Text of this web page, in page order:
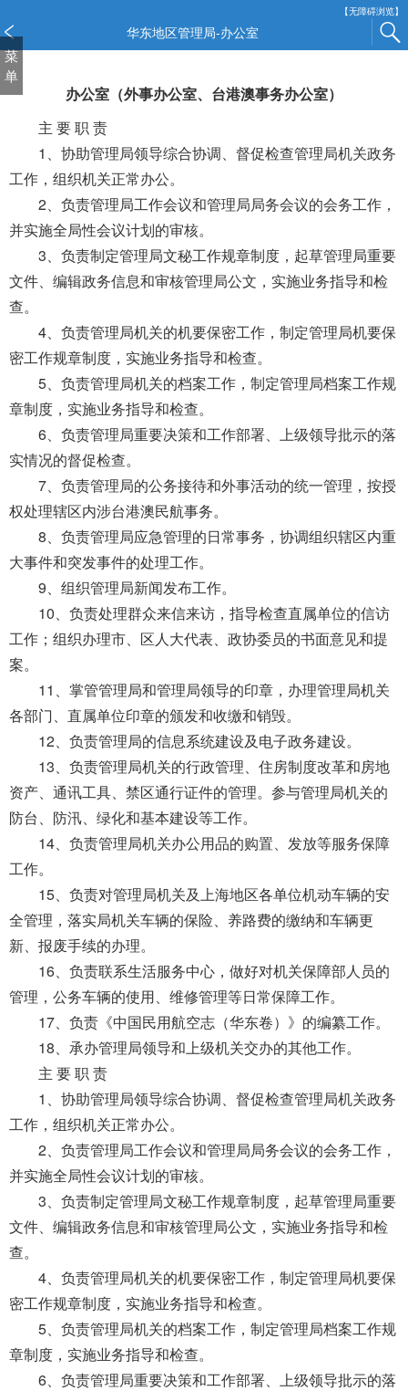
【无障碍浏览】
华东地区管理局-办公室
菜
单
办公室（外事办公室、台港澳事务办公室）
主 要 职 责
1、协助管理局领导综合协调、督促检查管理局机关政务
工作，组织机关正常办公。
2、负责管理局工作会议和管理局局务会议的会务工作，
并实施全局性会议计划的审核。
3、负责制定管理局文秘工作规章制度，起草管理局重要
文件、编辑政务信息和审核管理局公文，实施业务指导和检
查。
4、负责管理局机关的机要保密工作，制定管理局机要保
密工作规章制度，实施业务指导和检查。
5、负责管理局机关的档案工作，制定管理局档案工作规
章制度，实施业务指导和检查。
6、负责管理局重要决策和工作部署、上级领导批示的落
实情况的督促检查。
7、负责管理局的公务接待和外事活动的统一管理，按授
权处理辖区内涉台港澳民航事务。
8、负责管理局应急管理的日常事务，协调组织辖区内重
大事件和突发事件的处理工作。
9、组织管理局新闻发布工作。
10、负责处理群众来信来访，指导检查直属单位的信访
工作；组织办理市、区人大代表、政协委员的书面意见和提
案。
11、掌管管理局和管理局领导的印章，办理管理局机关
各部门、直属单位印章的颁发和收缴和销毁。
12、负责管理局的信息系统建设及电子政务建设。
13、负责管理局机关的行政管理、住房制度改革和房地
资产、通讯工具、禁区通行证件的管理。参与管理局机关的
防台、防汛、绿化和基本建设等工作。
14、负责管理局机关办公用品的购置、发放等服务保障
工作。
15、负责对管理局机关及上海地区各单位机动车辆的安
全管理，落实局机关车辆的保险、养路费的缴纳和车辆更
新、报废手续的办理。
16、负责联系生活服务中心，做好对机关保障部人员的
管理，公务车辆的使用、维修管理等日常保障工作。
17、负责《中国民用航空志（华东卷）》的编纂工作。
18、承办管理局领导和上级机关交办的其他工作。
主 要 职 责
1、协助管理局领导综合协调、督促检查管理局机关政务
工作，组织机关正常办公。
2、负责管理局工作会议和管理局局务会议的会务工作，
并实施全局性会议计划的审核。
3、负责制定管理局文秘工作规章制度，起草管理局重要
文件、编辑政务信息和审核管理局公文，实施业务指导和检
查。
4、负责管理局机关的机要保密工作，制定管理局机要保
密工作规章制度，实施业务指导和检查。
5、负责管理局机关的档案工作，制定管理局档案工作规
章制度，实施业务指导和检查。
6、负责管理局重要决策和工作部署、上级领导批示的落
窗
口
打
说
明
面,
Alt
加
波
键
打
导
模
式